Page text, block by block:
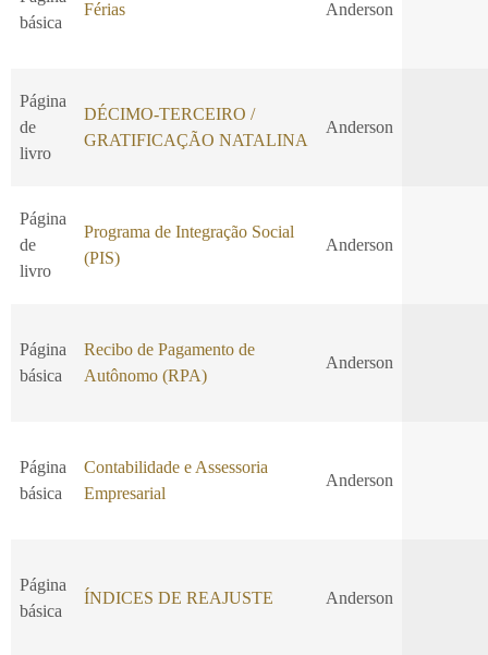
básica
Férias Anderson
Página
de
livro
DÉCIMO-TERCEIRO /
GRATIFICAÇÃO NATALINA
Anderson
Página
de
livro
Programa de Integração Social
(PIS)
Anderson
Página
básica
Recibo de Pagamento de
Autônomo (RPA)
Anderson
Página
básica
Contabilidade e Assessoria
Empresarial
Anderson
Página
básica
ÍNDICES DE REAJUSTE Anderson